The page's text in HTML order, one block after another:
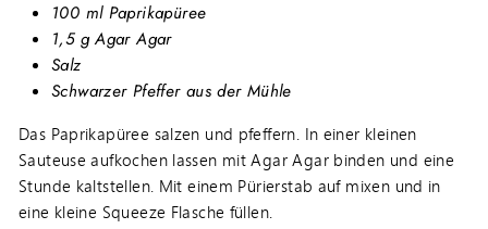
100 ml Paprikapüree
1,5 g Agar Agar
Salz
Schwarzer Pfeffer aus der Mühle
Das Paprikapüree salzen und pfeffern. In einer kleinen
Sauteuse aufkochen lassen mit Agar Agar binden und eine
Stunde kaltstellen. Mit einem Pürierstab auf mixen und in
eine kleine Squeeze Flasche füllen.